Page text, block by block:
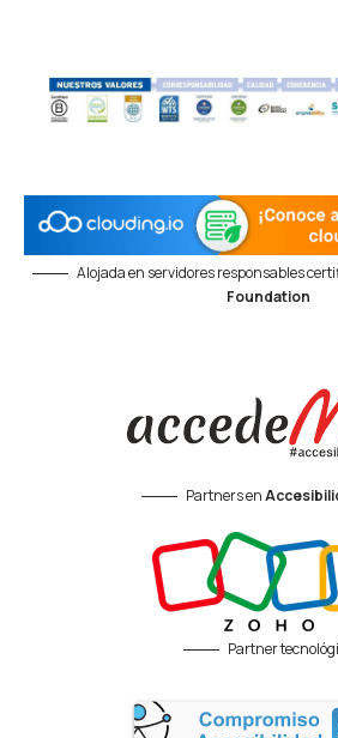
Alojada en servidores responsables
Foundation
Partners en
Partner